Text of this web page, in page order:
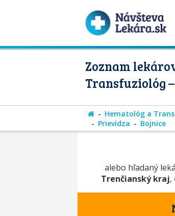
Zoznam
Transfuziológ
Hematológ a
Prievidza
Bojnice
alebo hľadaný
Trenčianský kraj,